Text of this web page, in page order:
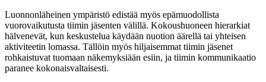
Luonnonläheinen ympäristö edistää myös epämuodollista
vuorovaikutusta tiimin jäsenten välillä. Kokoushuoneen hierarkiat
hälvenevät, kun keskustelua käydään nuotion äärellä tai yhteisen
aktiviteetin lomassa. Tällöin myös hiljaisemmat tiimin jäsenet
rohkaistuvat tuomaan näkemyksiään esiin, ja tiimin kommunikaatio
paranee kokonaisvaltaisesti.